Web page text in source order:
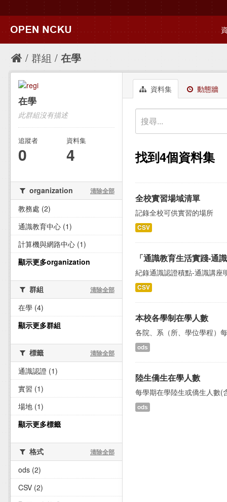
群組 在學
資料集 動態牆
找到4個資料集
全校實習場域清單
記錄全校可供實習的場所
CSV
「通識教育生活實踐-通
紀錄通識認證積點-通識講座
CSV
本校各學制在學人數
各院、系（所、學位學程）
ods
陸生僑生在學人數
每學期在學陸生或僑生人數(
ods
在學
此群組沒有描述
追蹤者
0
資料集
4
organization 清除全部
教務處 (2)
通識教育中心 (1)
計算機與網路中心 (1)
顯示更多organization
群組 清除全部
在學 (4)
顯示更多群組
標籤 清除全部
通識認證 (1)
實習 (1)
場地 (1)
顯示更多標籤
格式 清除全部
ods (2)
CSV (2)